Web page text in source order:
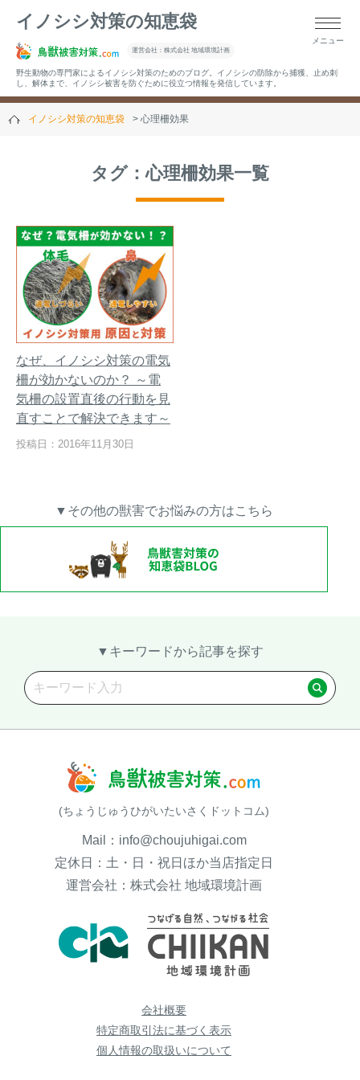
イノシシ対策の知恵袋
運営会社：株式会社 地域環境計画
野生動物の専門家によるイノシシ対策のためのブログ。イノシシの防除から捕獲、止め刺
し、解体まで、イノシシ被害を防ぐために役立つ情報を発信しています。
メニュー
▼キーワードから記事を探す
【イノシシの止め刺し】補て
メルマガ登録
お問い合わせ
ショップ
イノシシ対策の知恵袋 心理柵効果
タグ：心理柵効果一覧
なぜ、イノシシ対策の電気
柵が効かないのか？ ～電
気柵の設置直後の行動を見
直すことで解決できます～
投稿日：2016年11月30日
▼その他の獣害でお悩みの方はこちら
▼キーワードから記事を探す
(ちょうじゅうひがいたいさくドットコム)
Mail：info@choujuhigai.com
定休日：土・日・祝日ほか当店指定日
運営会社：株式会社 地域環境計画
会社概要
特定商取引法に基づく表示
個人情報の取扱いについて